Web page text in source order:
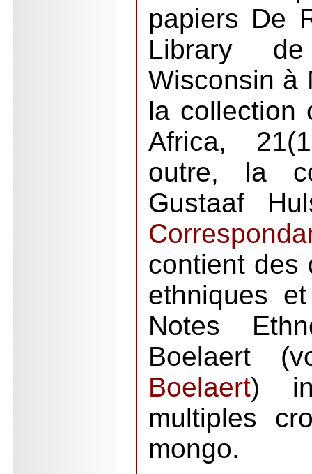
papiers De
Library
Wisconsin à
la collection
Africa,
outre, la
Gustaaf
contient des
ethniques
Notes
Boelaert
Boelaert)
multiples
mongo.